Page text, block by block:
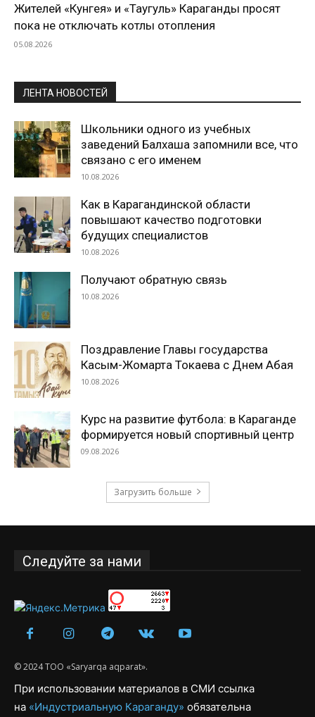
Жителей «Кунгея» и «Таугуль» Караганды просят
пока не отключать котлы отопления
05.08.2026
ЛЕНТА НОВОСТЕЙ
Школьники одного из учебных
заведений Балхаша запомнили все, что
связано с его именем
10.08.2026
Как в Карагандинской области
повышают качество подготовки
будущих специалистов
10.08.2026
Получают обратную связь
10.08.2026
Поздравление Главы государства
Касым-Жомарта Токаева с Днем Абая
10.08.2026
Курс на развитие футбола: в Караганде
формируется новый спортивный центр
09.08.2026
Загрузить больше
Следуйте за нами
© 2024 ТОО «Saryarqa aqparat».
При использовании материалов в СМИ ссылка
на «Индустриальную Караганду» обязательна